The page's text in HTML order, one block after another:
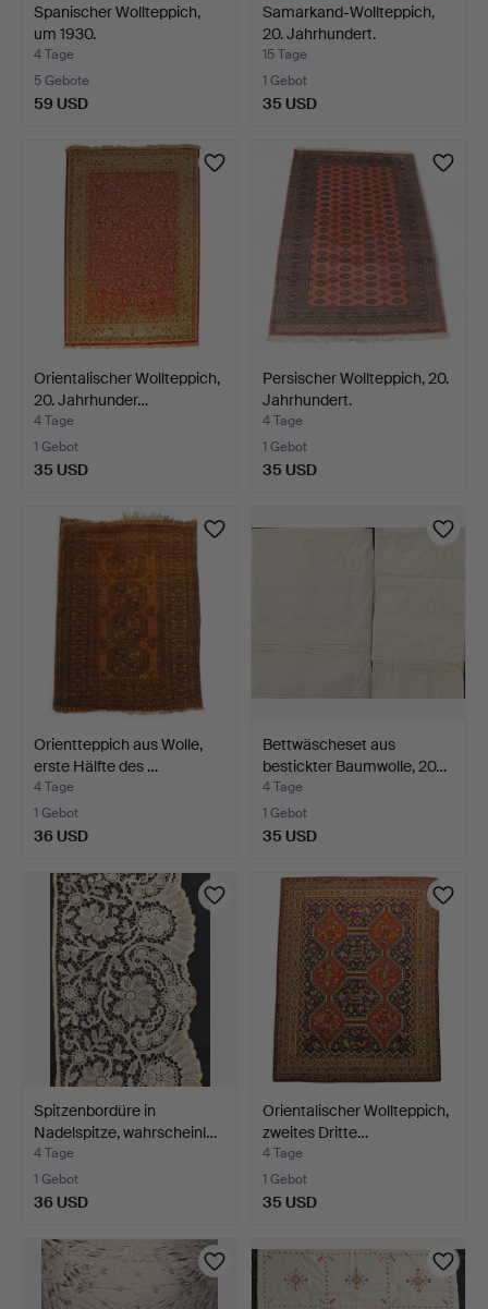
Spanischer Wollteppich,
um 1930.
4 Tage
5 Gebote
59 USD
Samarkand-Wollteppich,
20. Jahrhundert.
15 Tage
1 Gebot
35 USD
Orientalischer Wollteppich,
20. Jahrhunder…
4 Tage
1 Gebot
35 USD
Persischer Wollteppich, 20.
Jahrhundert.
4 Tage
1 Gebot
35 USD
Orientteppich aus Wolle,
erste Hälfte des …
4 Tage
1 Gebot
36 USD
Bettwäscheset aus
bestickter Baumwolle, 20…
4 Tage
1 Gebot
35 USD
Spitzenbordüre in
Nadelspitze, wahrscheinl…
4 Tage
1 Gebot
36 USD
Orientalischer Wollteppich,
zweites Dritte…
4 Tage
1 Gebot
35 USD